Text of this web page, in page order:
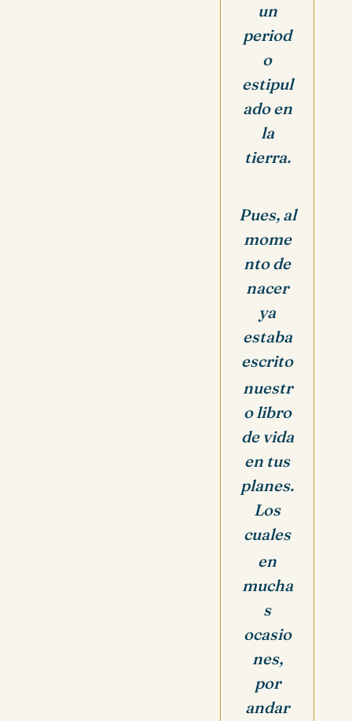
un
period
o
estipul
ado en
la
tierra.
Pues, al
mome
nto de
nacer
ya
estaba
escrito
nuestr
o libro
de vida
en tus
planes.
Los
cuales
en
mucha
s
ocasio
nes,
por
andar